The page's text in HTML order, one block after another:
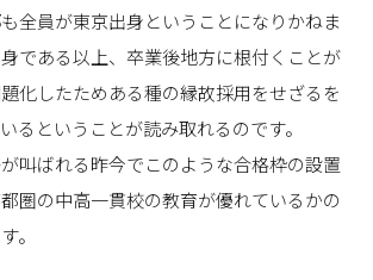
全員が東京出身ということになりかねま
である以上、卒業後地方に根付くことが
化したためある種の縁故採用をせざるを
るということが読み取れるのです。
叫ばれる昨今でこのような合格枠の設置
圏の中高一貫校の教育が優れているかの
。